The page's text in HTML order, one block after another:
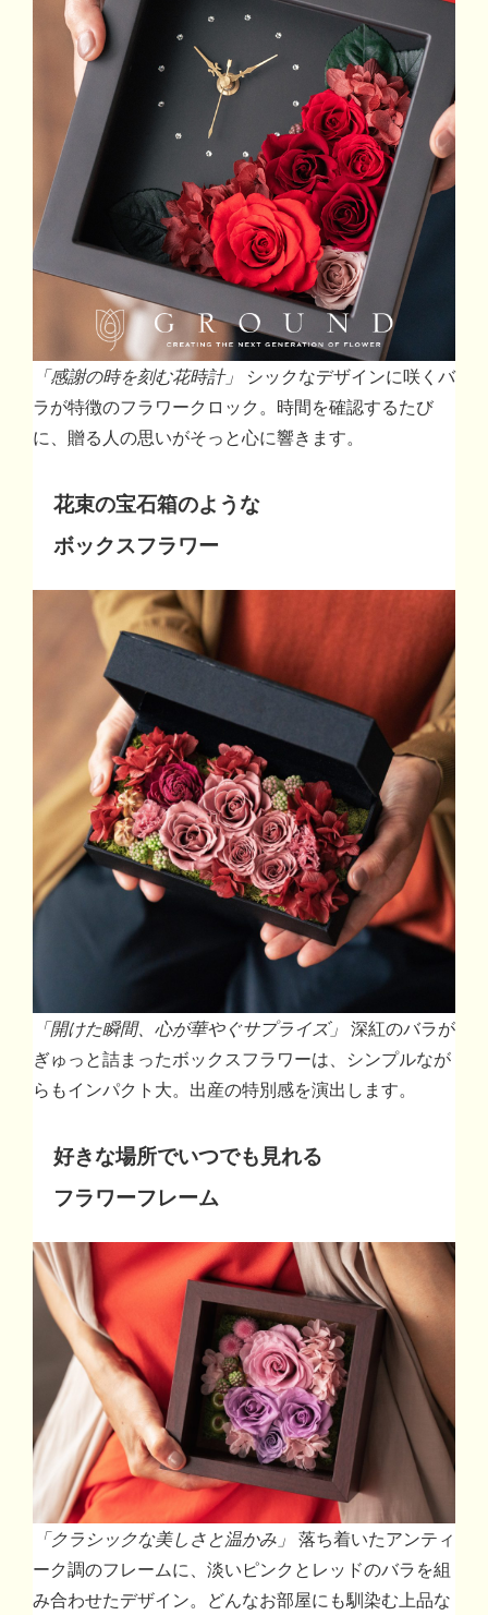
「感謝の時を刻む花時計」
シックなデザインに咲くバ
ラが特徴のフラワークロック。時間を確認するたび
に、贈る人の思いがそっと心に響きます。
花束の宝石箱のような
ボックスフラワー
「開けた瞬間、心が華やぐサプライズ」
深紅のバラが
ぎゅっと詰まったボックスフラワーは、シンプルなが
らもインパクト大。出産の特別感を演出します。
好きな場所でいつでも見れる
フラワーフレーム
「クラシックな美しさと温かみ」
落ち着いたアンティ
ーク調のフレームに、淡いピンクとレッドのバラを組
み合わせたデザイン。どんなお部屋にも馴染む上品な